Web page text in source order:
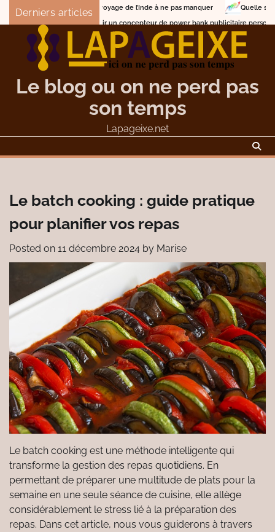
Skip
content
Derniers articles
circuits de voyage de l’Inde à ne pas manquer
Quelle stratégie adopter
choisir un concepteur de power bank publicitaire personnalisé
Le blog ou on ne perd pas
son temps
Lapageixe.net
Le batch cooking : guide pratique
pour planifier vos repas
Posted on 11 décembre 2024 by Marise
Le batch cooking est une méthode intelligente qui
transforme la gestion des repas quotidiens. En
permettant de préparer une multitude de plats pour la
semaine en une seule séance de cuisine, elle allège
considérablement le stress lié à la préparation des
repas. Dans cet article, nous vous guiderons à travers